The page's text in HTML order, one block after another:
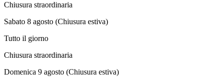
Chiusura straordinaria
Sabato 8 agosto (Chiusura estiva)
Tutto il giorno
Chiusura straordinaria
Domenica 9 agosto (Chiusura estiva)